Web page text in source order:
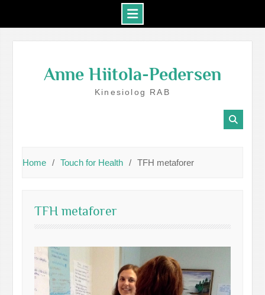
contentAnne Hiitola-Pedersen
Kinesiolog RAB
Home Touch for Health TFH metaforer
TFH metaforer